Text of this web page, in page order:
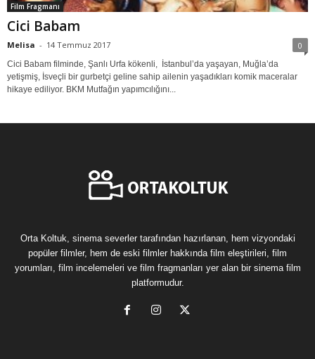
Film Fragmanı
Cici Babam
Melisa - 14 Temmuz 2017 0
Cici Babam filminde, Şanlı Urfa kökenli, İstanbul’da yaşayan, Muğla’da
yetişmiş, İsveçli bir gurbetçi geline sahip ailenin yaşadıkları komik maceralar
hikaye ediliyor. BKM Mutfağın yapımcılığını...
Orta Koltuk, sinema severler tarafından hazırlanan, hem vizyondaki
popüler filmler, hem de eski filmler hakkında film eleştirileri, film
yorumları, film incelemeleri ve film fragmanları yer alan bir sinema film
platformudur.